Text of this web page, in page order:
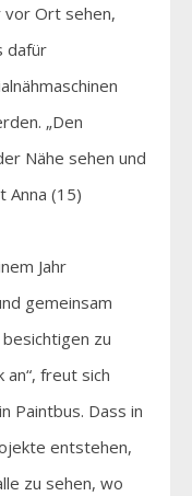
vor Ort sehen,
dafür
„Den
Nähe sehen und
Anna (15)
Jahr
gemeinsam
zu
an“, freut sich
Paintbus. Dass in
entstehen,
zu sehen, wo